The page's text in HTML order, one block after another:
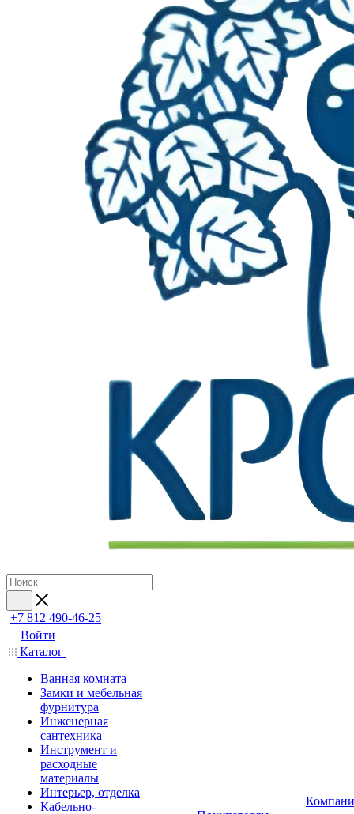
+7 812 490-46-25
Войти
Каталог
Ванная комната
Замки и мебельная
фурнитура
Инженерная
сантехника
Инструмент и
расходные
материалы
Интерьер, отделка
Кабельно-